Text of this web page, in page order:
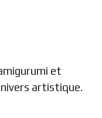
et
artistique.